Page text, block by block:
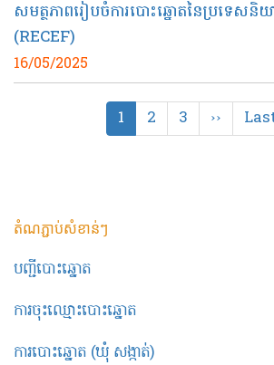
សមត្ថភាពរៀបចំការបោះឆ្នោតនៃប្រទេសនិ
(RECEF)
16/05/2025
Current
page
1 Page
2 Page
3
Next
page
››
តំណភ្ជាប់សំខាន់ៗ
បញ្ជីបោះឆ្នោត
ការចុះឈ្មោះបោះឆ្នោត
ការបោះឆ្នោត (ឃុំ សង្កាត់)